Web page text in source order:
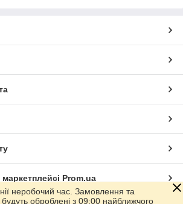
Prom.ua
неробочий час. Замовлення та
оброблені з 09:00 найближчого